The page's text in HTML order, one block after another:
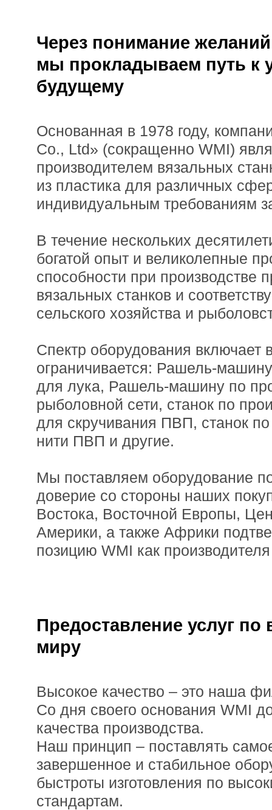
Через понимание
мы прокладываем путь к
будущему
Основанная в 1978 году,
Co., Ltd» (сокращенно WMI)
производителем вязальных
из пластика для различных
индивидуальным требованиям
В течение нескольких
богатой опыт и великолепные
способности при производстве
вязальных станков и
сельского хозяйства и
Спектр оборудования включает
ограничивается: Рашель-
для лука, Рашель-машину по
рыболовной сети, станок по
для скручивания ПВП, станок по
нити ПВП и другие.
Мы поставляем оборудование
доверие со стороны наших
Востока, Восточной Европы,
Америки, а также Африки
позицию WMI как
Предоставление услуг по
миру
Высокое качество – это наша
Со дня своего основания WMI
качества производства.
Наш принцип – поставлять
завершенное и стабильное
быстроты изготовления по
стандартам.